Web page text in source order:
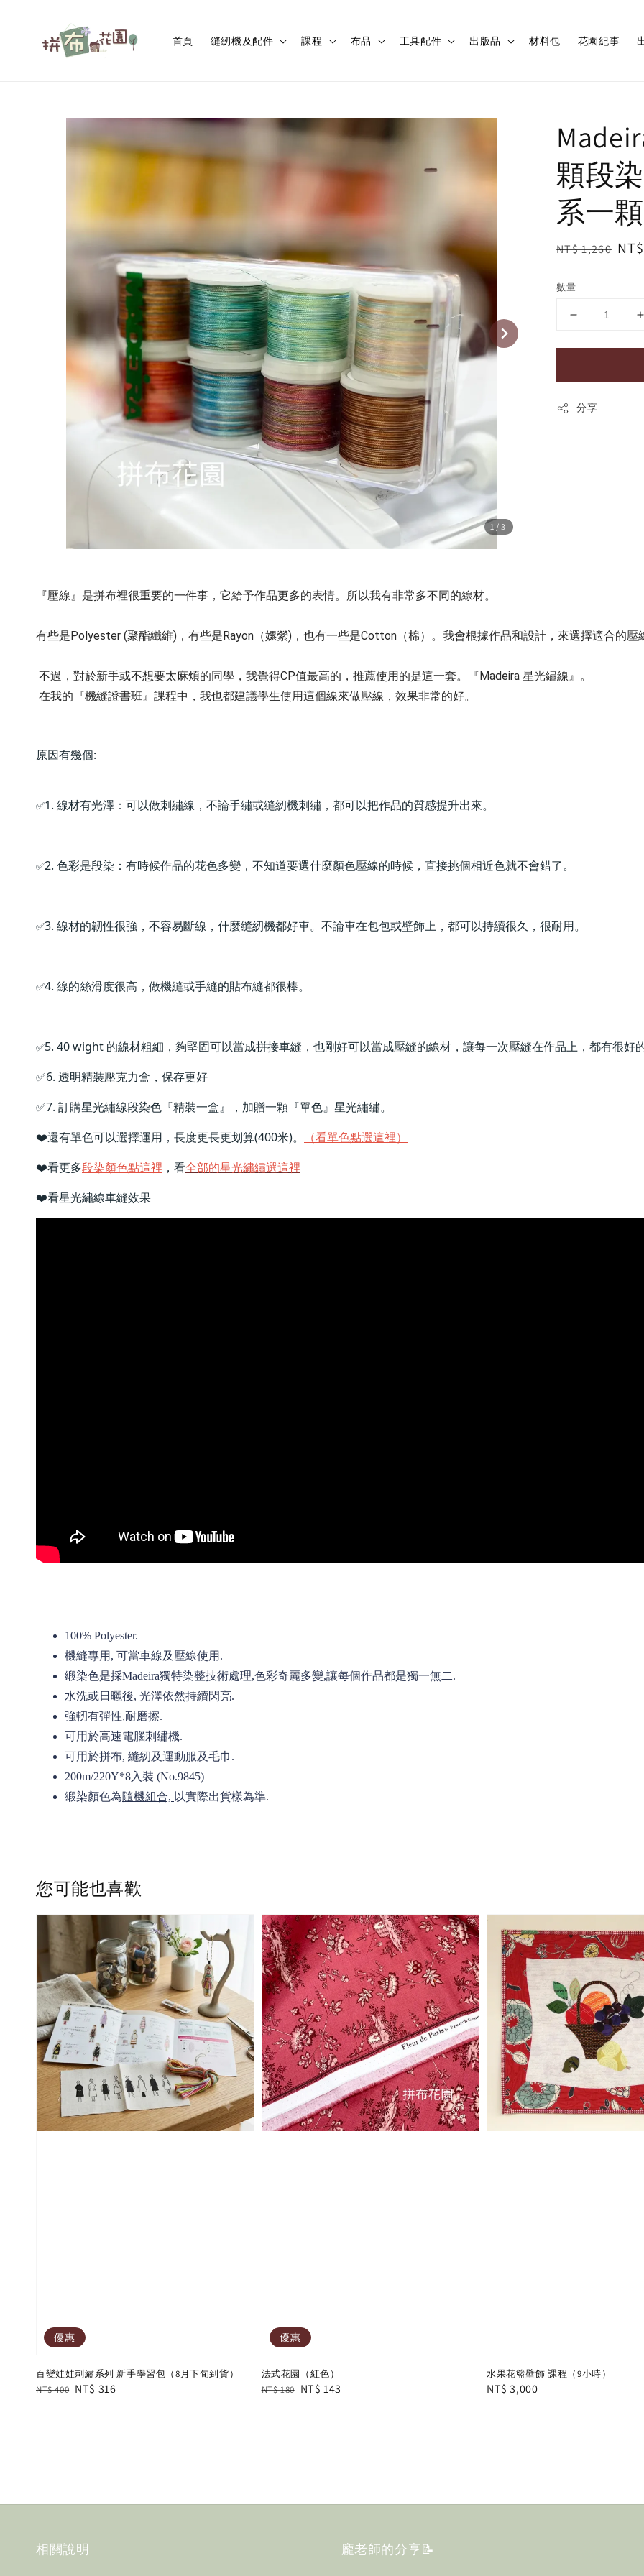
首頁 縫紉機及配件 課程 布品 工具配件 出版品 材料包 花園紀事
1 /3
顆段
系一顆
Regular
NT$ 1,260 Sale
數量
分享
『壓線』是拼布裡很重要的一件事，它給予作品更多的表情。 所以我有非常多不同的線材。
有些是Polyester (聚酯纖維)，有些是Rayon（嫘縈)，也有一些是Cotton（棉）。我會根據作品和設計，來選擇適合的壓
不過，對於新手或不想要太麻煩的同學，我覺得CP值最高的，推薦使用的是這一套。『Madeira 星光繡線』。
在我的『機縫證書班』課程中，我也都建議學生使用這個線來做壓線，效果非常的好。
原因有幾個:
✅1. 線材有光澤：可以做刺繡線，不論手繡或縫紉機刺繡，都可以把作品的質感提升出來。
✅2. 色彩是段染：有時候作品的花色多變，不知道要選什麼顏色壓線的時候，直接挑個相近色就不會錯了。
✅3. 線材的韌性很強，不容易斷線，什麼縫紉機都好車。不論車在包包或壁飾上，都可以持續很久，很耐用。
✅4. 線的絲滑度很高，做機縫或手縫的貼布縫都很棒。
✅5. 40 wight 的線材粗細，夠堅固可以當成拼接車縫，也剛好可以當成壓縫的線材，讓每一次壓縫在作品上，都有很好的
✅6. 透明精裝壓克力盒，保存更好
✅7. 訂購星光繡線段染色『精裝一盒』，加贈一顆『單色』星光繡繡。
❤️還有單色可以選擇運用，長度更長更划算(400米)。
（看單色點選這裡）
❤️看更多段染顏色點這裡 ，看全部的星光繡繡選這裡
❤️看星光繡線車縫效果
100% Polyester.
機縫專用, 可當車線及壓線使用.
緞染色是採Madeira獨特染整技術處理,色彩奇麗多變,讓每個作品都是獨一無二.
水洗或日曬後, 光澤依然持續閃亮.
強軔有彈性,耐磨擦.
可用於高速電腦刺繡機.
可用於拼布, 縫紉及運動服及毛巾.
200m/220Y*8入裝 (No.9845)
緞染顏色為隨機組合, 以實際出貨樣為準.
您可能也喜歡
優惠
百變娃娃刺繡系列 新手學習包（8月下旬到貨）
Regular
NT$ 400 Sale
NT$ 316
優惠
法式花園（紅色）
Regular
NT$ 180 Sale
NT$ 143
水果花籃壁飾 課程（9小時）
Regular
NT$ 3,000
相關說明 龐老師的分享📝